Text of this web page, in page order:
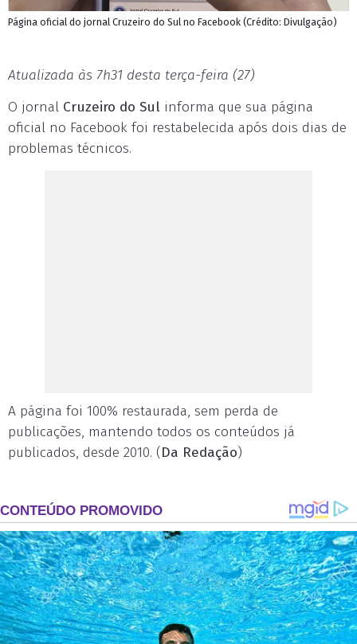
Página oficial do jornal Cruzeiro do Sul no Facebook (Crédito: Divulgação)
Atualizada às 7h31 desta terça-feira (27)
O jornal Cruzeiro do Sul informa que sua página
oficial no Facebook foi restabelecida após dois dias de
problemas técnicos.
A página foi 100% restaurada, sem perda de
publicações, mantendo todos os conteúdos já
publicados, desde 2010. (Da Redação)